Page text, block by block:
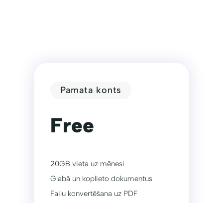
Pamata konts
Free
20GB vieta uz mēnesi
Glabā un koplieto dokumentus
Failu konvertēšana uz PDF